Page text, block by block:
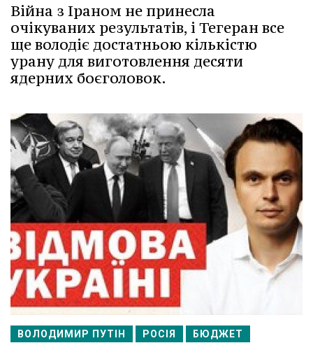
Війна з Іраном не принесла
очікуваних результатів, і Тегеран все
ще володіє достатньою кількістю
урану для виготовлення десяти
ядерних боєголовок.
ВОЛОДИМИР ПУТІН РОСІЯ БЮДЖЕТ